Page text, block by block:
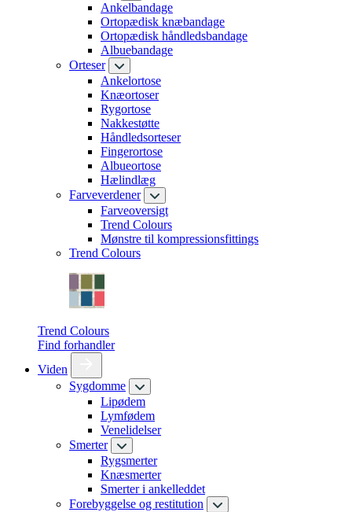
Ankelbandage
Ortopædisk knæbandage
Ortopædisk håndledsbandage
Albuebandage
Orteser
Ankelortose
Knæortoser
Rygortose
Nakkestøtte
Håndledsorteser
Fingerortose
Albueortose
Hælindlæg
Farveverdener
Farveoversigt
Trend Colours
Mønstre til kompressionsfittings
Trend Colours
Trend Colours
Find forhandler
Viden
Sygdomme
Lipødem
Lymfødem
Venelidelser
Smerter
Rygsmerter
Knæsmerter
Smerter i ankelleddet
Forebyggelse og restitution